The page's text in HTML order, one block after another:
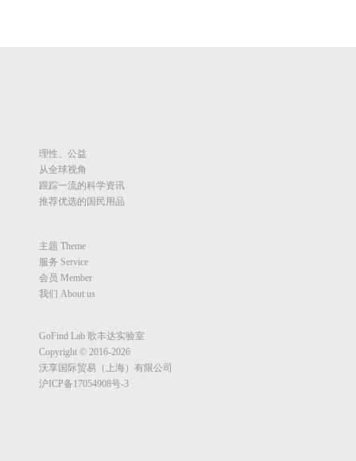
理性、公益
从全球视角
跟踪一流的科学资讯
推荐优选的国民用品
主题 Theme
服务 Service
会员 Member
我们 About us
GoFind Lab 歌丰达实验室
Copyright © 2016-2026
沃享国际贸易（上海）有限公司
沪ICP备17054908号-3